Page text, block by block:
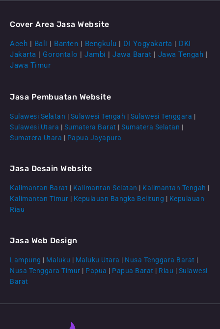
CS Lenteraweb
Cover Area Jasa Website
Aceh | Bali | Banten | Bengkulu | DI Yogyakarta | DKI
Jakarta | Gorontalo | Jambi | Jawa Barat | Jawa Tengah |
Jawa Timur
Jasa Pembuatan Website
Sulawesi Selatan | Sulawesi Tengah | Sulawesi Tenggara |
Sulawesi Utara | Sumatera Barat | Sumatera Selatan |
Sumatera Utara | Papua Jayapura
Jasa Desain Website
Kalimantan Barat | Kalimantan Selatan | Kalimantan Tengah |
Kalimantan Timur | Kepulauan Bangka Belitung | Kepulauan
Riau
Jasa Web Design
Lampung | Maluku | Maluku Utara | Nusa Tenggara Barat |
Nusa Tenggara Timur | Papua | Papua Barat | Riau | Sulawesi
Barat